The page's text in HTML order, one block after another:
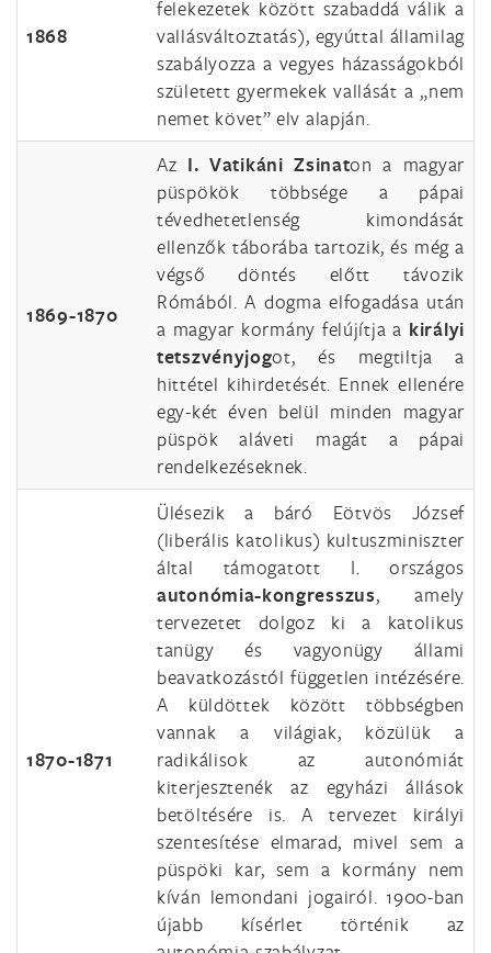
1868
felekezetek között szabaddá válik a
vallásváltoztatás), egyúttal államilag
szabályozza a vegyes házasságokból
született gyermekek vallását a „nem
nemet követ” elv alapján.
1869-1870
Az I. Vatikáni Zsinaton a magyar
püspökök többsége a pápai
tévedhetetlenség kimondását
ellenzők táborába tartozik, és még a
végső döntés előtt távozik
Rómából. A dogma elfogadása után
a magyar kormány felújítja a királyi
tetszvényjogot, és megtiltja a
hittétel kihirdetését. Ennek ellenére
egy-két éven belül minden magyar
püspök aláveti magát a pápai
rendelkezéseknek.
1870-1871
Ülésezik a báró Eötvös József
(liberális katolikus) kultuszminiszter
által támogatott I. országos
autonómia-kongresszus, amely
tervezetet dolgoz ki a katolikus
tanügy és vagyonügy állami
beavatkozástól független intézésére.
A küldöttek között többségben
vannak a világiak, közülük a
radikálisok az autonómiát
kiterjesztenék az egyházi állások
betöltésére is. A tervezet királyi
szentesítése elmarad, mivel sem a
püspöki kar, sem a kormány nem
kíván lemondani jogairól. 1900-ban
újabb kísérlet történik az